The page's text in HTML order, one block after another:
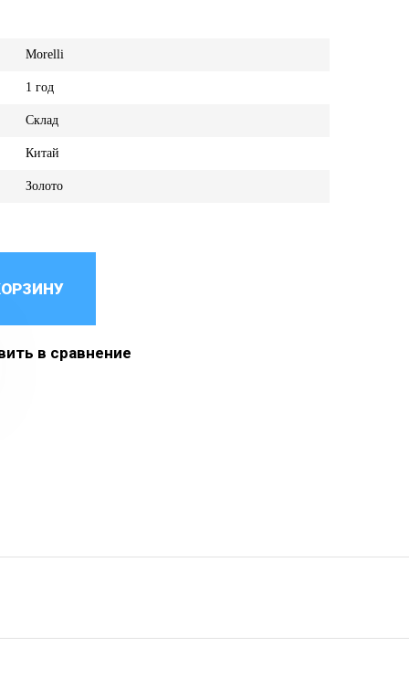
Morelli
1 год
Склад
Китай
Золото
в сравнение